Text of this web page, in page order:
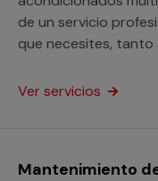
de un servicio
que necesites, tanto
Ver servicios
Mantenimiento